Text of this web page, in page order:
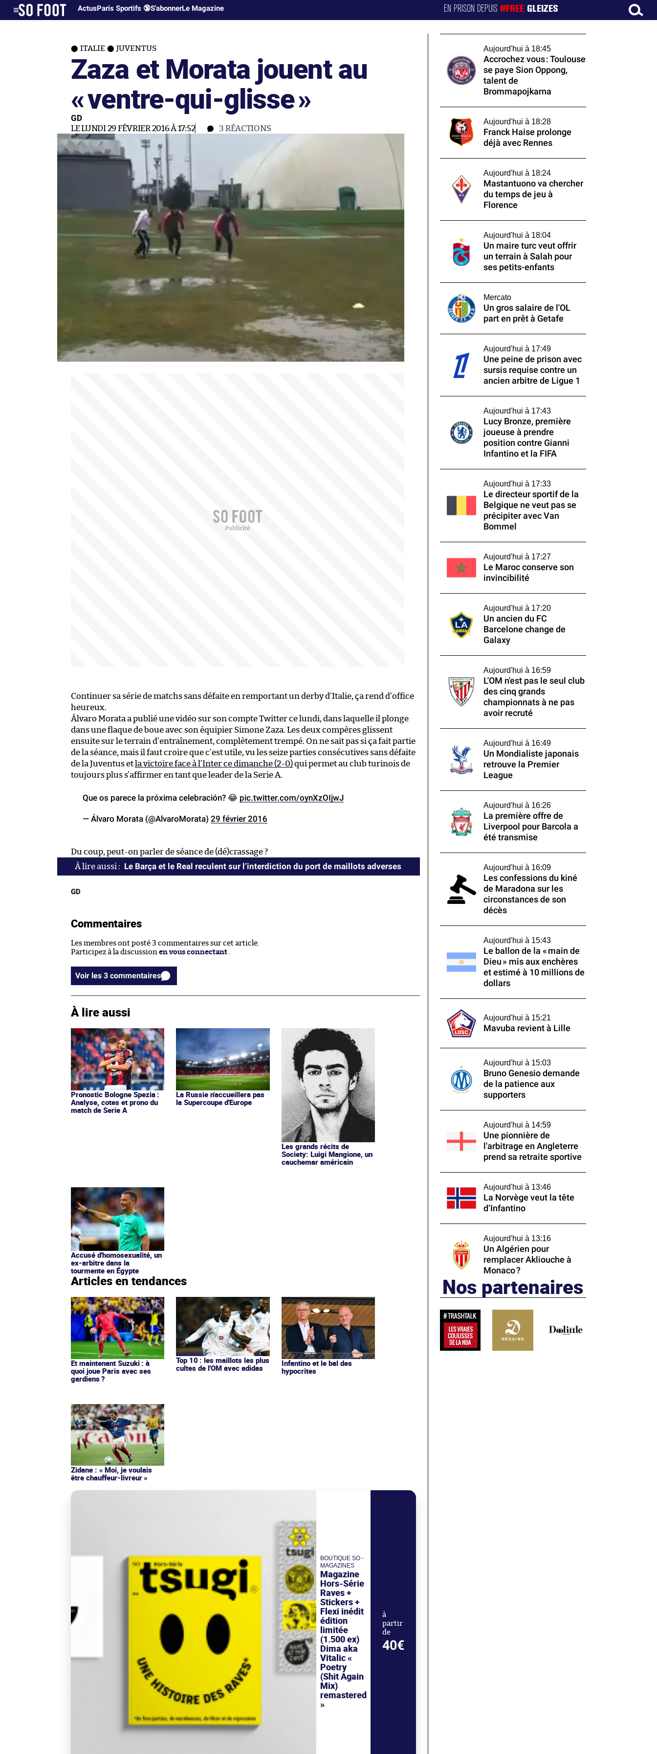
ActusParis Sportifs 🔞S'abonnerLe Magazine EN PRISON DEPUIS#FREE GLEIZES
ITALIE JUVENTUS
Zaza et Morata jouent au
«ventre-qui-glisse»
GD
LE LUNDI 29 FÉVRIER 2016 À 17:52 3 RÉACTIONS
Continuer sa série de matchs sans défaite en remportant un derby d’Italie, ça rend d’office
heureux.
Álvaro Morata a publié une vidéo sur son compte Twitter ce lundi, dans laquelle il plonge
dans une flaque de boue avec son équipier Simone Zaza. Les deux compères glissent
ensuite sur le terrain d’entraînement, complètement trempé. On ne sait pas si ça fait partie
de la séance, mais il faut croire que c’est utile, vu les seize parties consécutives sans défaite
de la Juventus et la victoire face à l’Inter ce dimanche (2-0)qui permet au club turinois de
toujours plus s’affirmer en tant que leader de la Serie A.
Que os parece la próxima celebración? 😂 pic.twitter.com/oynXzOIjwJ
— Álvaro Morata (@AlvaroMorata) 29 février 2016
Du coup, peut-on parler de séance de (dé)crassage ?
Le Barça et le Real reculent sur l’interdiction du port de maillots adverses
GD
Commentaires
Les membres ont posté 3 commentaires sur cet article.
Participez à la discussion en vous connectant
Voir les 3 commentaires
À lire aussi
Pronostic Bologne Spezia :
Analyse, cotes et prono du
match de Serie A
La Russie n'accueillera pas
la Supercoupe d'Europe
Les grands récits de
Society: Luigi Mangione, un
cauchemar américain
Accusé d'homosexualité, un
ex-arbitre dans la
tourmente en Égypte
Articles en tendances
Et maintenant Suzuki : à
quoi joue Paris avec ses
gardiens ?
Top 10 : les maillots les plus
cultes de l'OM avec adidas
Infantino et le bal des
hypocrites
Zidane : « Moi, je voulais
être chauffeur-livreur »
BOUTIQUE SO -
MAGAZINES
Magazine
Hors-Série
Raves +
Stickers +
Flexi inédit
édition
limitée
(1.500 ex)
Dima aka
Vitalic «
Poetry
(Shit Again
Mix)
remastered
»
à
partir
de
40€
Aujourd'hui à 18:45
Accrochez vous : Toulouse
se paye Sion Oppong,
talent de
Brommapojkarna
Aujourd'hui à 18:28
Franck Haise prolonge
déjà avec Rennes
Aujourd'hui à 18:24
Mastantuono va chercher
du temps de jeu à
Florence
Aujourd'hui à 18:04
Un maire turc veut offrir
un terrain à Salah pour
ses petits-enfants
Mercato
Un gros salaire de l'OL
part en prêt à Getafe
Aujourd'hui à 17:49
Une peine de prison avec
sursis requise contre un
ancien arbitre de Ligue 1
Aujourd'hui à 17:43
Lucy Bronze, première
joueuse à prendre
position contre Gianni
Infantino et la FIFA
Aujourd'hui à 17:33
Le directeur sportif de la
Belgique ne veut pas se
précipiter avec Van
Bommel
Aujourd'hui à 17:27
Le Maroc conserve son
invincibilité
Aujourd'hui à 17:20
Un ancien du FC
Barcelone change de
Galaxy
Aujourd'hui à 16:59
L'OM n'est pas le seul club
des cinq grands
championnats à ne pas
avoir recruté
Aujourd'hui à 16:49
Un Mondialiste japonais
retrouve la Premier
League
Aujourd'hui à 16:26
La première offre de
Liverpool pour Barcola a
été transmise
Aujourd'hui à 16:09
Les confessions du kiné
de Maradona sur les
circonstances de son
décès
Aujourd'hui à 15:43
Le ballon de la « main de
Dieu » mis aux enchères
et estimé à 10 millions de
dollars
Aujourd'hui à 15:21
Mavuba revient à Lille
Aujourd'hui à 15:03
Bruno Genesio demande
de la patience aux
supporters
Aujourd'hui à 14:59
Une pionnière de
l'arbitrage en Angleterre
prend sa retraite sportive
Aujourd'hui à 13:46
La Norvège veut la tête
d’Infantino
Aujourd'hui à 13:16
Un Algérien pour
remplacer Akliouche à
Monaco ?
Nos partenaires